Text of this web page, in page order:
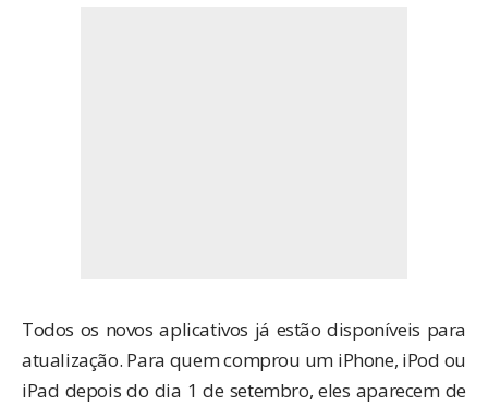
Todos os novos aplicativos já estão disponíveis para
atualização. Para quem comprou um iPhone, iPod ou
iPad depois do dia 1 de setembro, eles aparecem de